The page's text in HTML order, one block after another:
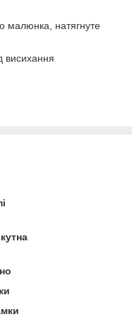
малюнка, натягнуте
висихання